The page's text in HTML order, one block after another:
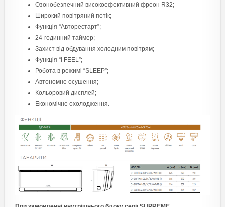
Озонобезпечний високоефективний фреон R32;
Широкий повітряний потік;
Функція “Авторестарт”;
24-годинний таймер;
Захист від обдування холодним повітрям;
Функція “I FEEL”;
Робота в режимі “SLEEP”;
Автономне осушення;
Кольоровий дисплей;
Економічне охолодження.